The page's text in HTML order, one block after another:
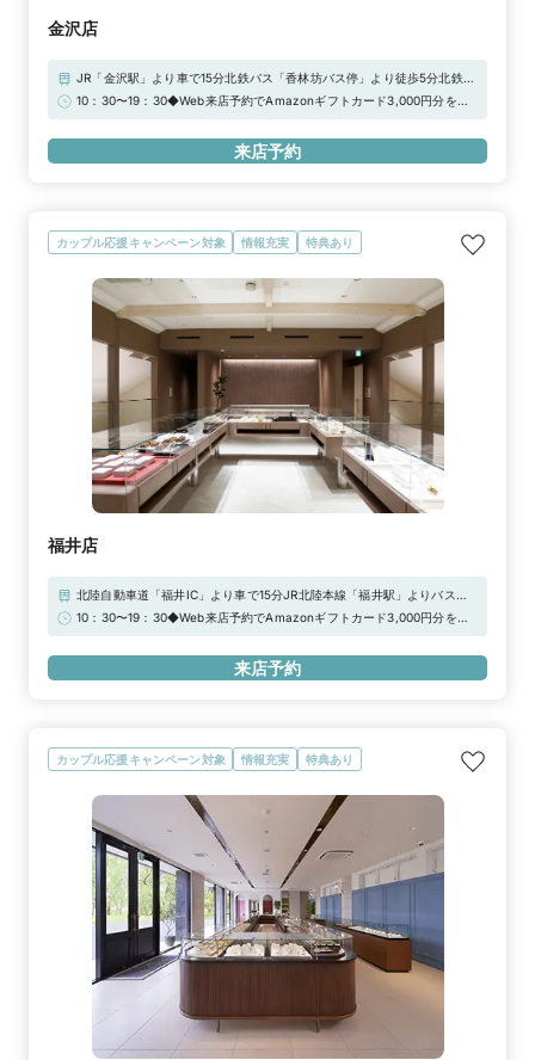
金沢店
JR「金沢駅」より車で15分北鉄バス「香林坊バス停」より徒歩5分北鉄バ
ス「片町バス停」より徒歩5分 パティオ隣CoCoTTo KANAZAWA隣
10：30〜19：30◆Web来店予約でAmazonギフトカード3,000円分をプ
来店予約
カップル応援キャンペーン対象 情報充実 特典あり
福井店
北陸自動車道「福井IC」より車で15分JR北陸本線「福井駅」よりバスで
25分「福井駅」より車で約13分「福井北IC」より車で約10分
10：30〜19：30◆Web来店予約でAmazonギフトカード3,000円分をプ
来店予約
カップル応援キャンペーン対象 情報充実 特典あり